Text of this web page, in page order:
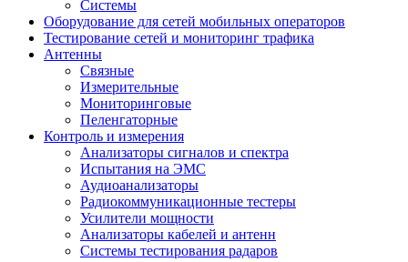
Системы
Оборудование для сетей мобильных операторов
Тестирование сетей и мониторинг трафика
Антенны
Связные
Измерительные
Мониторинговые
Пеленгаторные
Контроль и измерения
Анализаторы сигналов и спектра
Испытания на ЭМС
Аудиоанализаторы
Радиокоммуникационные тестеры
Усилители мощности
Анализаторы кабелей и антенн
Системы тестирования радаров